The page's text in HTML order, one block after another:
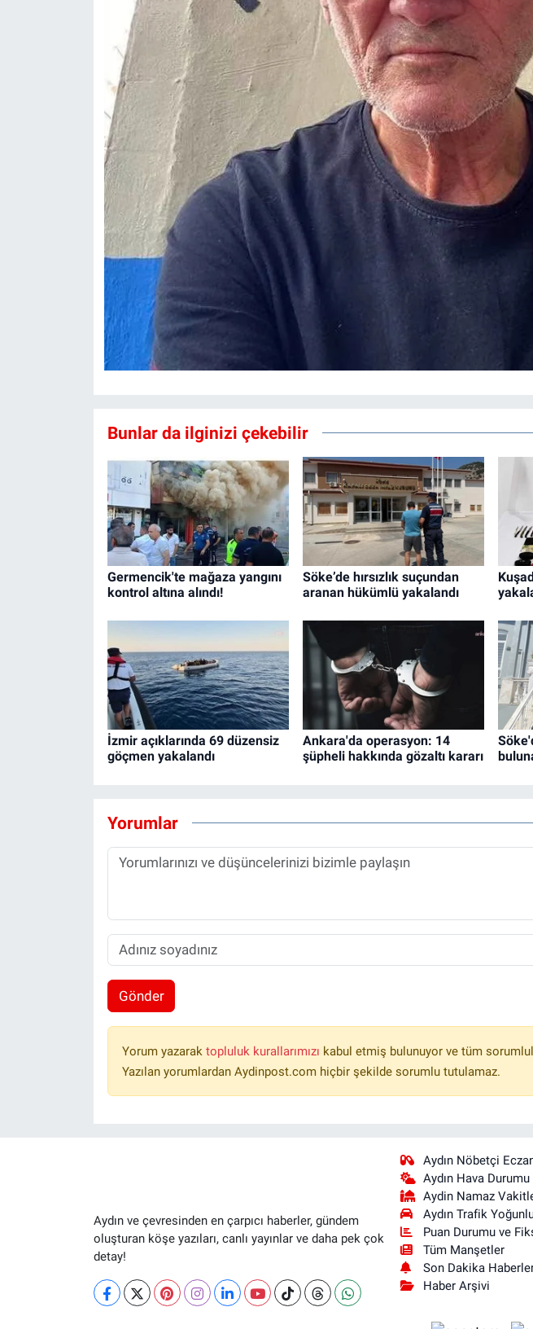
Bunlar da ilginizi çekebilir
Germencik'te mağaza yangını
kontrol altına alındı!
Söke’de hırsızlık suçundan
aranan hükümlü yakalandı
İzmir açıklarında 69 düzensiz
göçmen yakalandı
Ankara'da operasyon: 14
şüpheli hakkında gözaltı kararı
Yorumlar
Gönder
Yorum yazarak topluluk kurallarımızı kabul etmiş bulunuyor ve tüm
Yazılan yorumlardan Aydinpost.com hiçbir şekilde sorumlu tutulamaz.
Aydın ve çevresinden en çarpıcı haberler, gündem
oluşturan köşe yazıları, canlı yayınlar ve daha pek çok
detay!
Aydın Nöbetçi
Aydın Hava Durumu
Aydin Namaz
Aydın Trafik
Puan Durumu ve
Tüm Manşetler
Son Dakika
Haber Arşivi